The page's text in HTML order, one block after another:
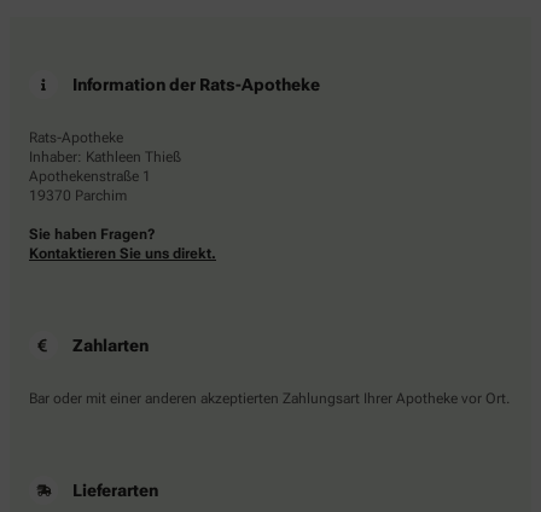
Information der Rats-Apotheke
Rats-Apotheke
Inhaber: Kathleen Thieß
Apothekenstraße 1
19370 Parchim
Sie haben Fragen?
Kontaktieren Sie uns direkt.
Zahlarten
Bar oder mit einer anderen akzeptierten Zahlungsart Ihrer Apotheke vor Ort.
Lieferarten